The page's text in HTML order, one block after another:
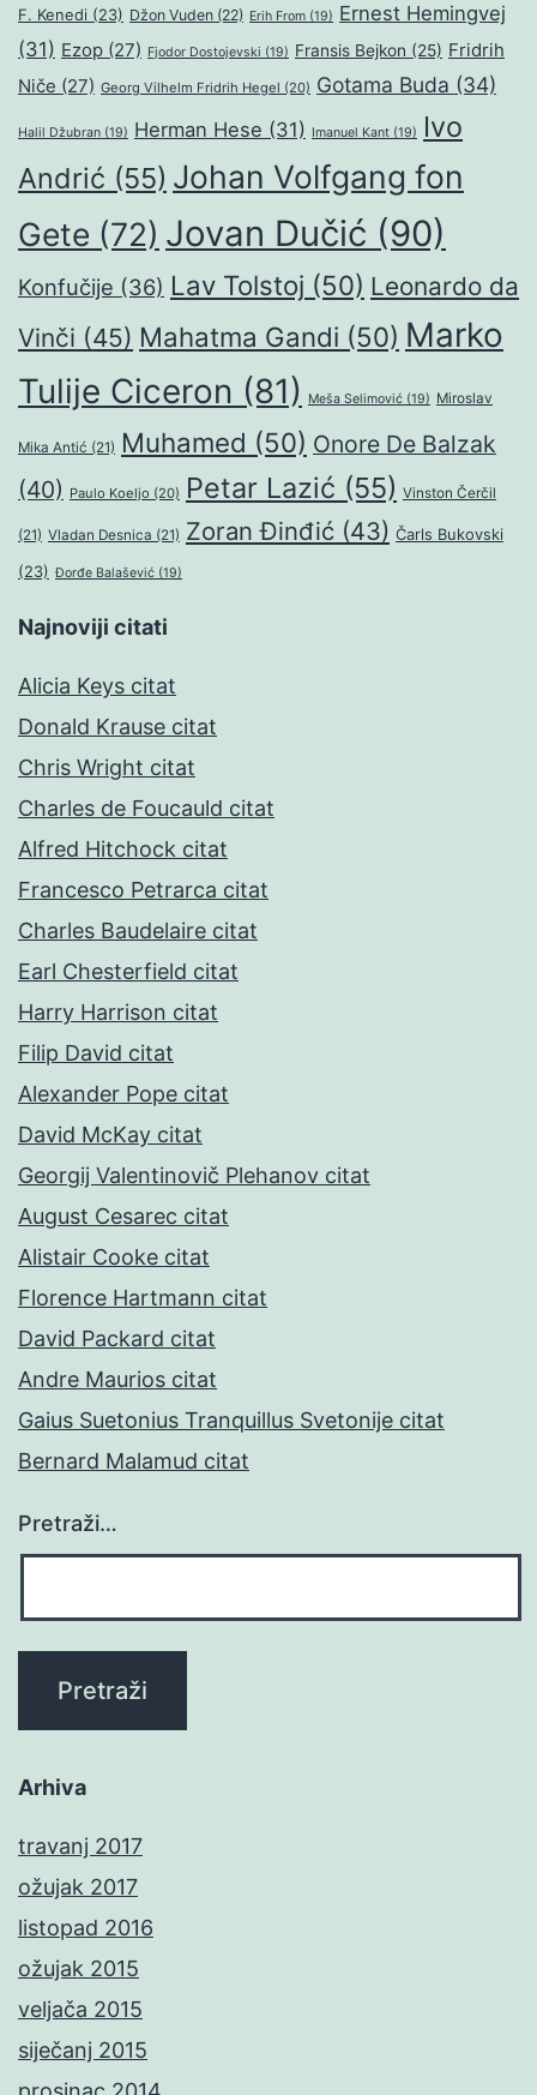
F. Kenedi (23) Džon Vuden (22) Erih From (19) Ernest Hemingvej
(31) Ezop (27) Fjodor Dostojevski (19) Fransis Bejkon (25) Fridrih
Niče (27) Georg Vilhelm Fridrih Hegel (20) Gotama Buda (34)
Halil Džubran (19) Herman Hese (31) Imanuel Kant (19)
Ivo
Andrić (55) Johan Volfgang fon
Gete (72) Jovan Dučić (90)
Konfučije (36) Lav Tolstoj (50) Leonardo da
Vinči (45) Mahatma Gandi (50) Marko
Tulije Ciceron (81) Meša Selimović (19) Miroslav
Mika Antić (21) Muhamed (50) Onore De Balzak
(40) Paulo Koeljo (20) Petar Lazić (55) Vinston Čerčil
(21) Vladan Desnica (21) Zoran Đinđić (43) Čarls Bukovski
(23) Đorđe Balašević (19)
Najnoviji citati
Alicia Keys citat
Donald Krause citat
Chris Wright citat
Charles de Foucauld citat
Alfred Hitchock citat
Francesco Petrarca citat
Charles Baudelaire citat
Earl Chesterfield citat
Harry Harrison citat
Filip David citat
Alexander Pope citat
David McKay citat
Georgij Valentinovič Plehanov citat
August Cesarec citat
Alistair Cooke citat
Florence Hartmann citat
David Packard citat
Andre Maurios citat
Gaius Suetonius Tranquillus Svetonije citat
Bernard Malamud citat
Pretraži…
Arhiva
travanj 2017
ožujak 2017
listopad 2016
ožujak 2015
veljača 2015
siječanj 2015